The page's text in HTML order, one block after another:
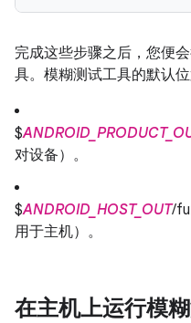
完成这些步骤之后，您便
具。模糊测试工具的默认
$
对设备）。
$ANDROID_HOST_OUT/
用于主机）。
在主机上运行模